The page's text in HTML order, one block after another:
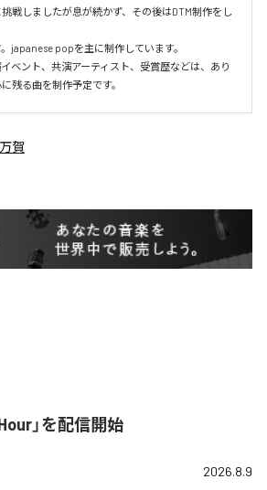
戦しましたが息が続かず、その後はDTM制作をし
japanese popを主に制作しています。
ベント、共演アーティスト、受賞歴などは、あり
残る曲を制作予定です。
万賀
」を配信開始
2026.8.9